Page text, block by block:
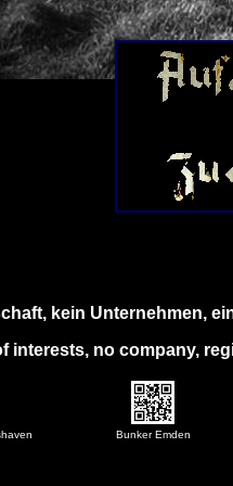
kein Unternehmen,
interests, no company,
Bunker Emden